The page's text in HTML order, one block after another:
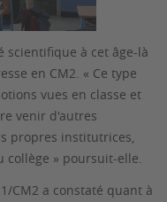
scientifique à cet âge-là
en CM2. « Ce type
vues en classe et
venir d'autres
propres institutrices,
collège » poursuit-elle.
CM2 a constaté quant à